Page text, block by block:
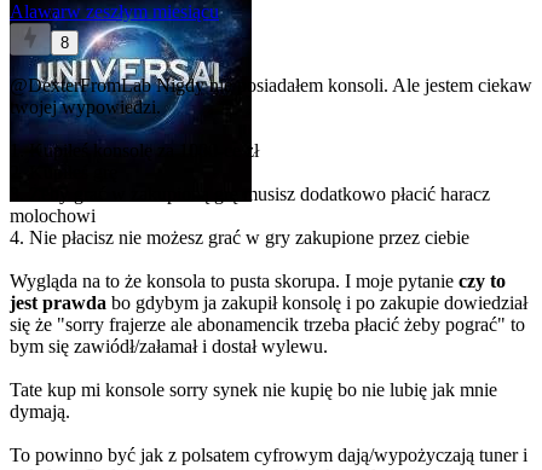
Alawarw zeszłym miesiącu
8
@DexterFromLabNigdy nie posiadałem konsoli. Ale jestem ciekaw
twojej wypowiedzi.
1. Kupiłeś konsolę za 1000-ce zł
2. Kupiłeś grę
3. Żeby grać w zakupioną grę musisz dodatkowo płacić haracz
molochowi
4. Nie płacisz nie możesz grać w gry zakupione przez ciebie
Wygląda na to że konsola to pusta skorupa. I moje pytanie czy to
jest prawda bo gdybym ja zakupił konsolę i po zakupie dowiedział
się że "sorry frajerze ale abonamencik trzeba płacić żeby pograć" to
bym się zawiódł/załamał i dostał wylewu.
Tate kup mi konsole sorry synek nie kupię bo nie lubię jak mnie
dymają.
To powinno być jak z polsatem cyfrowym dają/wypożyczają tuner i